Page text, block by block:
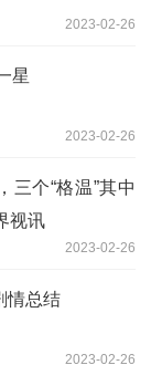
2023-02-26
星
2023-02-26
三个“格温”其中
视讯
2023-02-26
情总结
2023-02-26